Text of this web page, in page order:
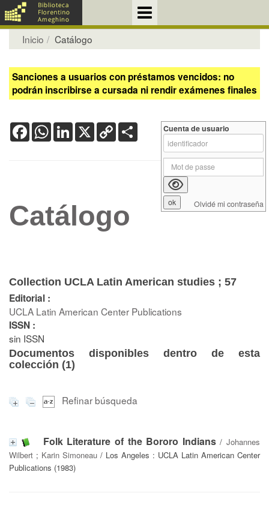
Inicio Catálogo
Sanciones a usuarios con préstamos vencidos: no
podrán inscribirse a cursada ni rendir exámenes finales
FacebookWhatsApp
LinkedIn
X Copy
Link
Catálogo
Collection UCLA Latin American studies ; 57
Editorial :
UCLA Latin American Center Publications
ISSN :
sin ISSN
Documentos disponibles dentro de esta
colección (1)
Refinar búsqueda
Folk Literature of the Bororo Indians/ Johannes
Wilbert ; Karin Simoneau / Los Angeles : UCLA Latin American Center
Publications (1983)
Cuenta de usuario
Olvidé mi contraseña